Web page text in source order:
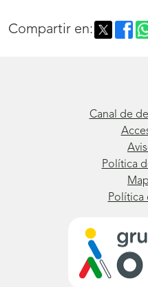
Compartir en:
Canal de
Política
Política